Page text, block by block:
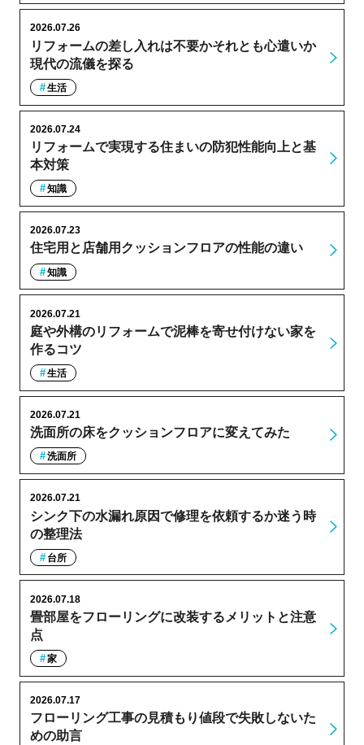
リフォームの差し入れは不要かそれとも心遣いか
現代の流儀を探る
2026.07.26
生活
リフォームで実現する住まいの防犯性能向上と基
本対策
2026.07.24
知識
住宅用と店舗用クッションフロアの性能の違い
2026.07.23
知識
庭や外構のリフォームで泥棒を寄せ付けない家を
作るコツ
2026.07.21
生活
洗面所の床をクッションフロアに変えてみた
2026.07.21
洗面所
シンク下の水漏れ原因で修理を依頼するか迷う時
の整理法
2026.07.21
台所
畳部屋をフローリングに改装するメリットと注意
点
2026.07.18
家
フローリング工事の見積もり値段で失敗しないた
めの助言
2026.07.17